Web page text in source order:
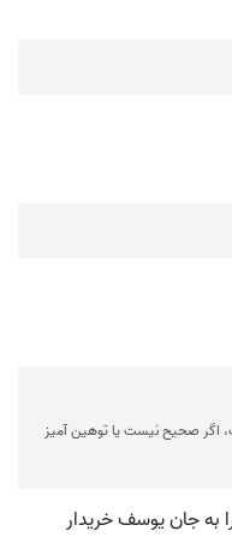
اگر صحیح نیست یا توهین آمیز
به جان یوسف خریدار